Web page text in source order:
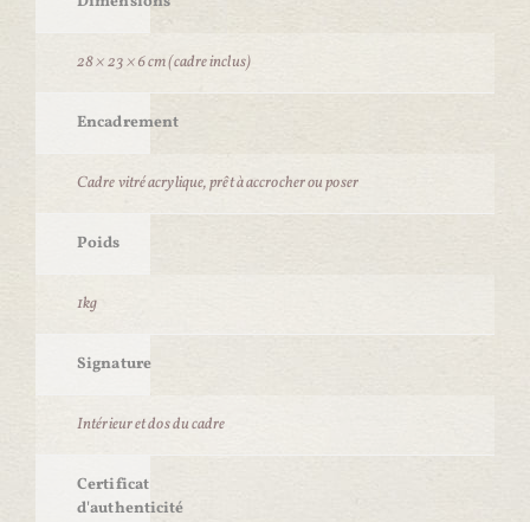
28 × 23 × 6 cm (cadre inclus)
Encadrement
Cadre vitré acrylique, prêt à accrocher ou poser
Poids
1kg
Signature
Intérieur et dos du cadre
Certificat
d'authenticité